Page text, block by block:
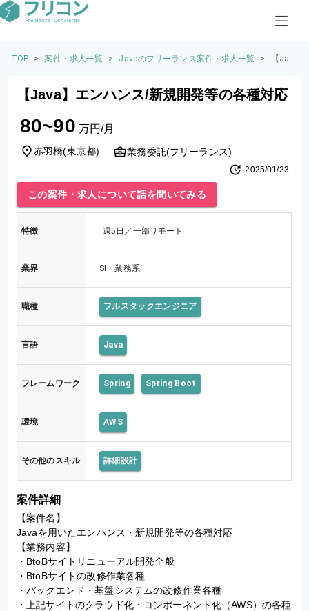
TOP > 案件・求人一覧 > Javaのフリーランス案件・求人一覧 >
【Jav
ンス/
【Java】エンハンス/新規開発等の各種対応
80~90 万円/月
赤羽橋(東京都) 業務委託(フリーランス)
2025/01/23
この案件・求人について話を聞いてみる
特徴 週5日／一部リモート
業界 SI・業務系
職種 フルスタックエンジニア
言語 Java
フレームワーク Spring Spring Boot
環境 AWS
その他のスキル 詳細設計
案件詳細
【案件名】
Javaを用いたエンハンス・新規開発等の各種対応
【業務内容】
・BtoBサイトリニューアル開発全般
・BtoBサイトの改修作業各種
・バックエンド・基盤システムの改修作業各種
・上記サイトのクラウド化・コンポーネント化（AWS）の各種